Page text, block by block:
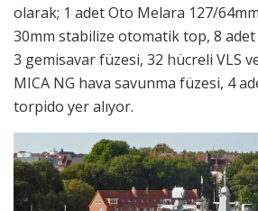
olarak; 1 adet Oto Melara 127/
30mm stabilize otomatik top, 8
3 gemisavar füzesi, 32 hücreli VLS
MICA NG hava savunma füzesi, 4
torpido yer alıyor.